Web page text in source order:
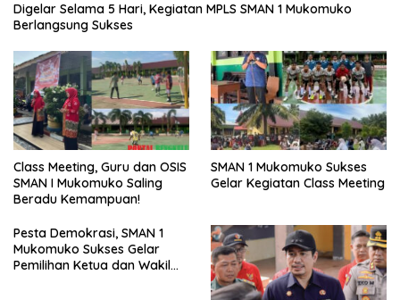
Digelar Selama 5 Hari, Kegiatan MPLS SMAN 1 Mukomuko
Berlangsung Sukses
Class Meeting, Guru dan OSIS
SMAN I Mukomuko Saling
Beradu Kemampuan!
SMAN 1 Mukomuko Sukses
Gelar Kegiatan Class Meeting
Pesta Demokrasi, SMAN 1
Mukomuko Sukses Gelar
Pemilihan Ketua dan Wakil